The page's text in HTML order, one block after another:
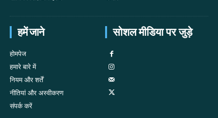
हमें जाने
होमपेज
हमारे बारे में
नियम और शर्तें
नीतियां और अस्वीकरण
संपर्क करें
सोशल मीडिया पर जुड़े